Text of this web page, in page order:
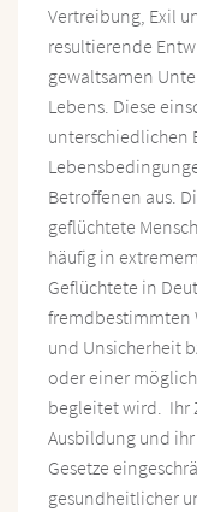
Vertreibung, Exil
resultierende
gewaltsamen
Lebens. Diese
unterschiedlichen
Betroffenen aus.
geflüchtete
häufig in
Geflüchtete in
fremdbestimmten
und Unsicherheit
oder einer
begleitet wird. Ihr
Ausbildung und
Gesetze
gesundheitlicher